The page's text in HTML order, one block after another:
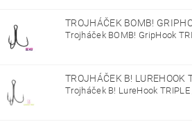
TROJHÁČEK BOMB!
Trojháček BOMB! GripHook
TROJHÁČEK B! LUREHOOK
Trojháček B! LureHook